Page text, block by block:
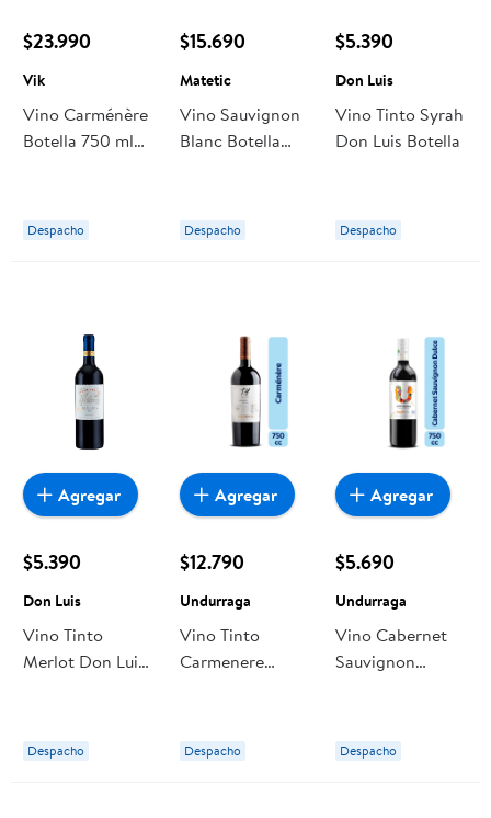
$23.990
Vik
Vino Carménère
Botella 750 ml
Despacho
$15.690
Matetic
Vino Sauvignon
Blanc Botella
Despacho
$5.390
Don Luis
Vino Tinto Syrah
Don Luis Botella
Despacho
$5.390
Don Luis
Vino Tinto
Merlot Don Luis
Despacho
Agregar
$12.790
Undurraga
Vino Tinto
Carmenere
Despacho
Agregar
$5.690
Undurraga
Vino Cabernet
Sauvignon
Despacho
Agregar